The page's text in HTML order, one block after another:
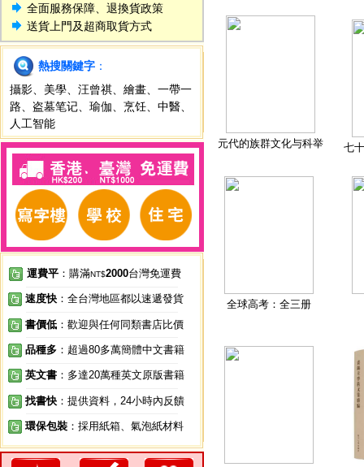
全面服務保障、退換貨政策
送貨上門及超商取貨方式
熱搜關鍵字 ：
攝影
美學 汪曾祺 繪畫
一帶一
路
盗墓笔记 瑜伽 烹饪 中醫
人工智能
運費平 ：購滿NT$2000台灣免運費
速度快 ：全台灣地區都以速遞發貨
書價低 ：歡迎與任何同類書店比價
品種多 ：超過80多萬簡體中文書籍
英文書 ：多達20萬種英文原版書籍
找書快 ：提供資料，24小時內反饋
環保包裝 ：採用紙箱、氣泡紙材料
元代的族群文化与科举 七
全球高考：全三册